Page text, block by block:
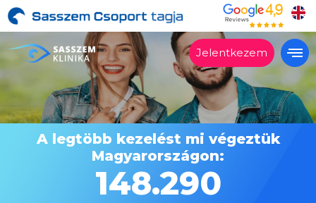
Jelentkezem
Alkalmas?
Kezelések
Árak
Miért a Sasszemklinika?
A legtöbb kezelést mi végeztük
Magyarországon:
148.290